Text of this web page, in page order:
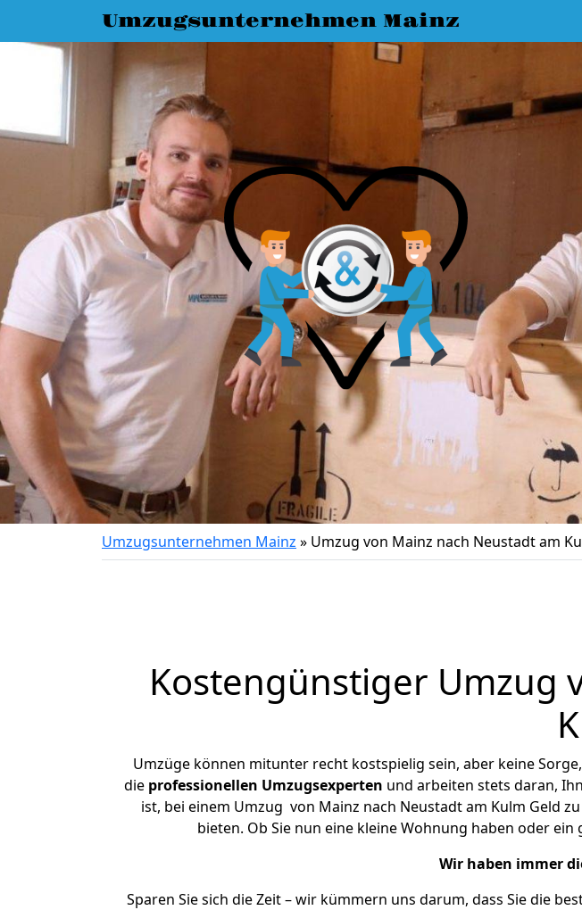
Umzugsunternehmen Mainz
Umzugsunternehmen Mainz » Umzug von Mainz nach Neustadt am
Kostengünstiger Umzug
Umzüge können mitunter recht kostspielig sein, aber keine
die professionellen Umzugsexperten und arbeiten stets daran,
ist, bei einem Umzug von Mainz nach Neustadt am Kulm Geld
bieten. Ob Sie nun eine kleine Wohnung haben oder
Wir haben immer
Sparen Sie sich die Zeit – wir kümmern uns darum, dass Sie die